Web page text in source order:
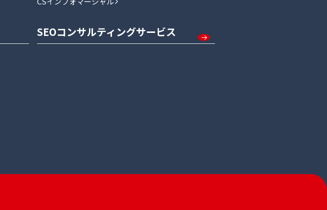
SEOコンサルティングサービス